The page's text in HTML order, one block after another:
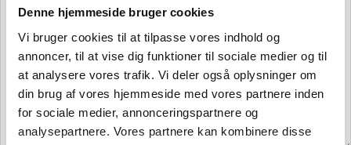
Denne hjemmeside bruger cookies
Vi bruger cookies til at tilpasse vores indhold og
annoncer, til at vise dig funktioner til sociale medier og til
at analysere vores trafik. Vi deler også oplysninger om
din brug af vores hjemmeside med vores partnere inden
for sociale medier, annonceringspartnere og
analysepartnere. Vores partnere kan kombinere disse